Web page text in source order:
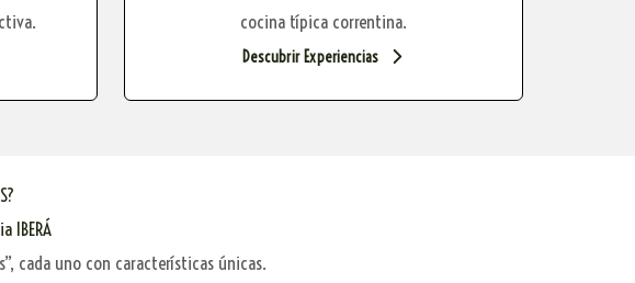
cocina típica correntina.
Descubrir Experiencias
IBERÁ
cada uno con características únicas.